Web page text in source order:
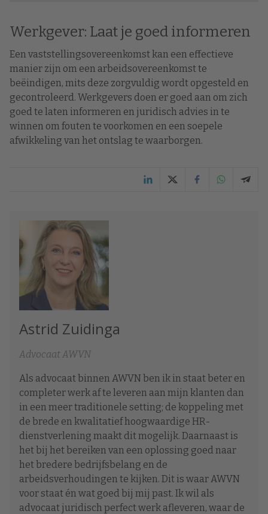
Werkgever: Laat je goed informeren
Een vaststellingsovereenkomst kan een effectieve
manier zijn om een arbeidsovereenkomst te
beëindigen, mits deze zorgvuldig wordt opgesteld en
gecontroleerd. Werkgevers doen er goed aan om zich
goed te laten informeren en juridisch advies in te
winnen om fouten te voorkomen en een soepele
afwikkeling van het ontslag te waarborgen.
Astrid Zuidinga
Advocaat AWVN
Als advocaat binnen AWVN ben ik in staat beter en
completer werk af te leveren aan mijn klanten dan
in een meer traditionele setting; de koppeling met
de brede en kwalitatief hoogwaardige HR-
dienstverlening maakt dit mogelijk. Daarnaast is
het bij het bereiken van een oplossing goed naar
het bredere bedrijfsbelang en de
arbeidsverhoudingen te kijken. Dit is waar AWVN
voor staat én wat goed bij mij past. Ik wil als
advocaat juridisch perfect werk afleveren, waar de